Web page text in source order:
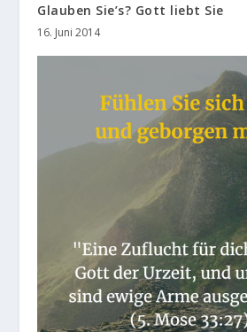
Glauben Sie’s? Gott liebt Sie
16. Juni 2014